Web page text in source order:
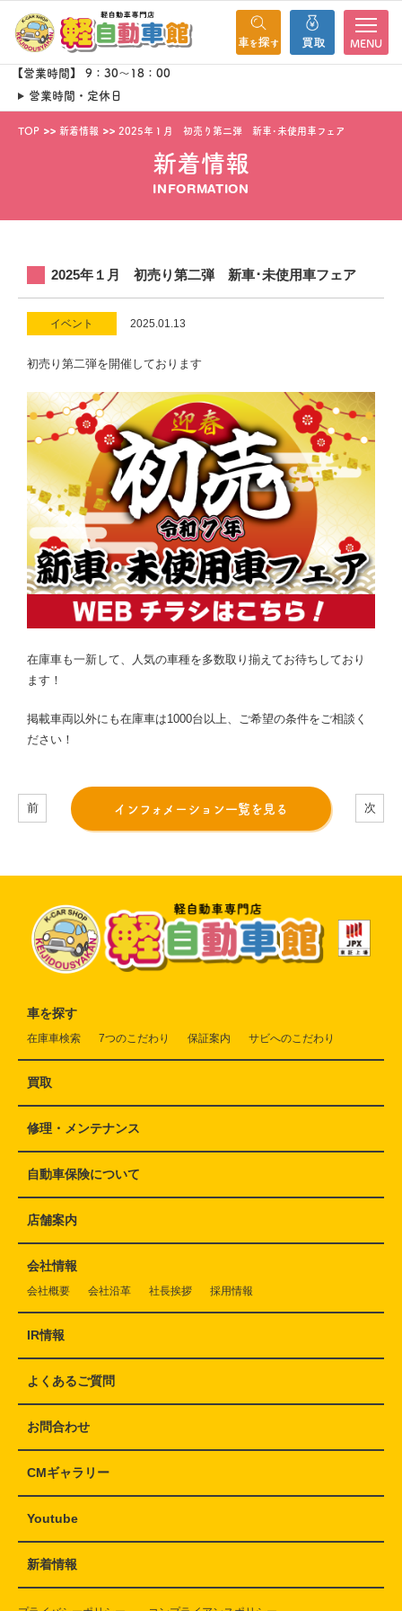
MENU
【営業時間】 9：30～18：00
営業時間・定休日
TOP 新着情報 2025年１月 初売り第二弾 新車･未使用車フェア
新着情報
INFORMATION
2025年１月 初売り第二弾 新車･未使用車フェア
イベント 2025.01.13
初売り第二弾を開催しております
在庫車も一新して、人気の車種を多数取り揃えてお待ちしており
ます！
掲載車両以外にも在庫車は1000台以上、ご希望の条件をご相談く
ださい！
前 インフォメーション一覧を見る 次
車を探す
在庫車検索 7つのこだわり 保証案内 サビへのこだわり
買取
修理・メンテナンス
自動車保険について
店舗案内
会社情報
会社概要 会社沿革 社長挨拶 採用情報
IR情報
よくあるご質問
お問合わせ
CMギャラリー
Youtube
新着情報